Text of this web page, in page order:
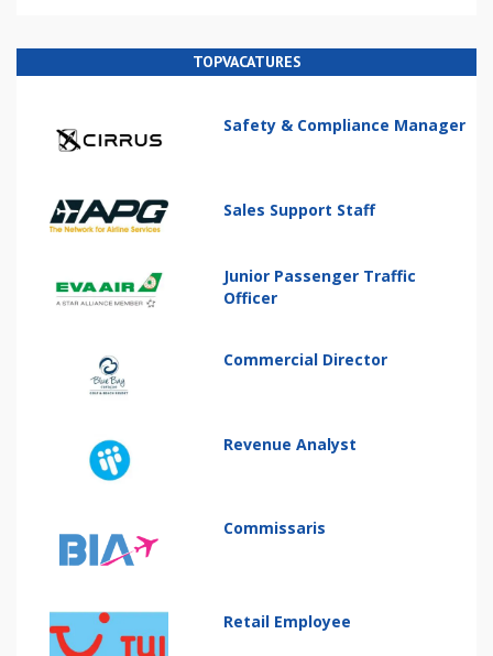
TOPVACATURES
Safety & Compliance Manager
Sales Support Staff
Junior Passenger Traffic
Officer
Commercial Director
Revenue Analyst
Commissaris
Retail Employee